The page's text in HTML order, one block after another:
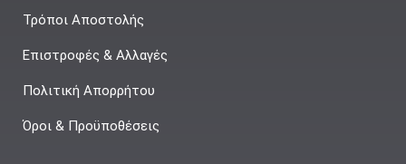
Τρόποι Αποστολής
Επιστροφές & Αλλαγές
Πολιτική Απορρήτου
Όροι & Προϋποθέσεις